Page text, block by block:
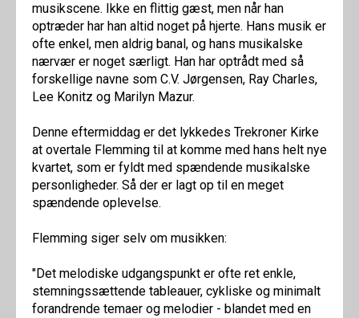
musikscene. Ikke en flittig gæst, men når han
optræder har han altid noget på hjerte. Hans musik er
ofte enkel, men aldrig banal, og hans musikalske
nærvær er noget særligt. Han har optrådt med så
forskellige navne som C.V. Jørgensen, Ray Charles,
Lee Konitz og Marilyn Mazur.
Denne eftermiddag er det lykkedes Trekroner Kirke
at overtale Flemming til at komme med hans helt nye
kvartet, som er fyldt med spændende musikalske
personligheder. Så der er lagt op til en meget
spændende oplevelse.
Flemming siger selv om musikken:
"Det melodiske udgangspunkt er ofte ret enkle,
stemningssættende tableauer, cykliske og minimalt
forandrende temaer og melodier - blandet med en